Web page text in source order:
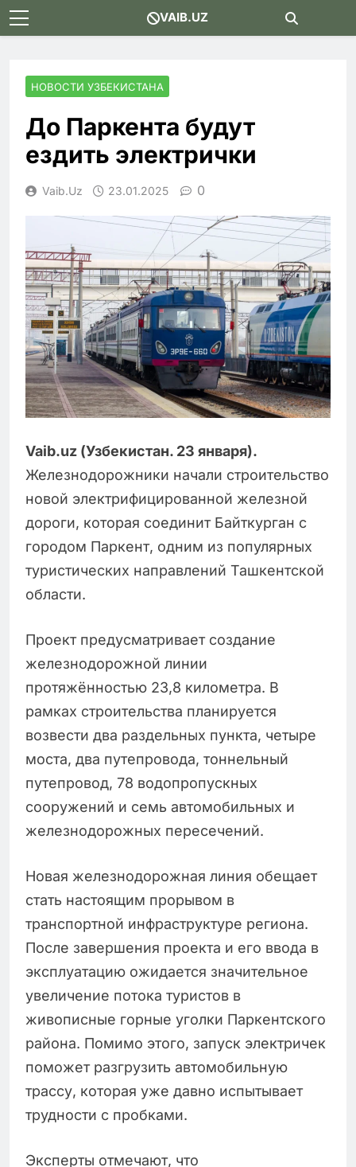
Skip
to
VAIB.UZ
НОВОСТИ УЗБЕКИСТАНА
До Паркента будут
ездить электрички
Vaib.uz 23.01.2025 0
Vaib.uz (Узбекистан. 23 января).
Железнодорожники начали строительство
новой электрифицированной железной
дороги, которая соединит Байткурган с
городом Паркент, одним из популярных
туристических направлений Ташкентской
области.
Проект предусматривает создание
железнодорожной линии
протяжённостью 23,8 километра. В
рамках строительства планируется
возвести два раздельных пункта, четыре
моста, два путепровода, тоннельный
путепровод, 78 водопропускных
сооружений и семь автомобильных и
железнодорожных пересечений.
Новая железнодорожная линия обещает
стать настоящим прорывом в
транспортной инфраструктуре региона.
После завершения проекта и его ввода в
эксплуатацию ожидается значительное
увеличение потока туристов в
живописные горные уголки Паркентского
района. Помимо этого, запуск электричек
поможет разгрузить автомобильную
трассу, которая уже давно испытывает
трудности с пробками.
Эксперты отмечают, что